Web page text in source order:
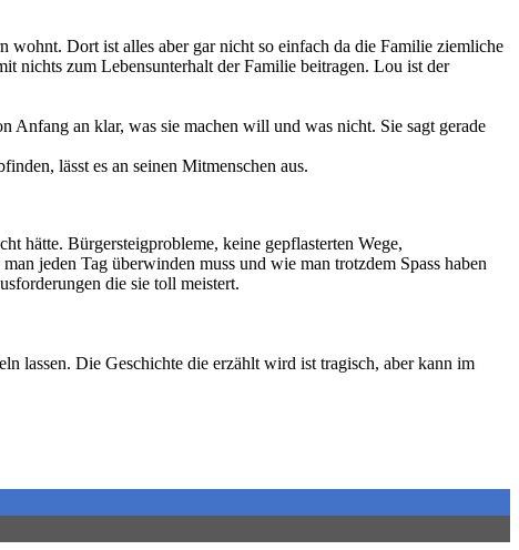
Dort ist alles aber gar nicht so einfach da die Familie ziemliche
nichts zum Lebensunterhalt der Familie beitragen. Lou ist der
an klar, was sie machen will und was nicht. Sie sagt gerade
lässt es an seinen Mitmenschen aus.
hätte. Bürgersteigprobleme, keine gepflasterten Wege,
jeden Tag überwinden muss und wie man trotzdem Spass haben
die sie toll meistert.
lassen. Die Geschichte die erzählt wird ist tragisch, aber kann im